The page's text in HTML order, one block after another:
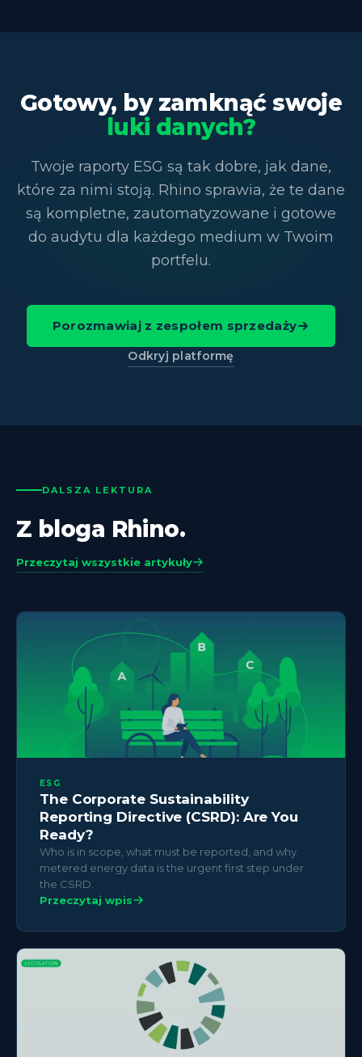
ZobaczRedukcja kosztówjeśli ograniczenie
wydatków na media jest Twoim głównym celem
Gotowy, by zamknąć swoje
luki danych?
Twoje raporty ESG są tak dobre, jak dane,
które za nimi stoją. Rhino sprawia, że te dane
są kompletne, zautomatyzowane i gotowe
do audytu dla każdego medium w Twoim
portfelu.
Porozmawiaj z zespołem sprzedaży
Odkryj platformę
DALSZA LEKTURA
Z bloga Rhino.
Przeczytaj wszystkie artykuły
ESG
The Corporate Sustainability
Reporting Directive (CSRD): Are You
Ready?
Who is in scope, what must be reported, and why
metered energy data is the urgent first step under
the CSRD.
Przeczytaj wpis